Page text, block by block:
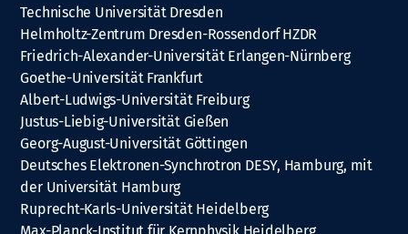
Technische Universität Dresden
Helmholtz-Zentrum Dresden-Rossendorf HZDR
Friedrich-Alexander-Universität Erlangen-Nürnberg
Goethe-Universität Frankfurt
Albert-Ludwigs-Universität Freiburg
Justus-Liebig-Universität Gießen
Georg-August-Universität Göttingen
Deutsches Elektronen-Synchrotron DESY, Hamburg, mit
der Universität Hamburg
Ruprecht-Karls-Universität Heidelberg